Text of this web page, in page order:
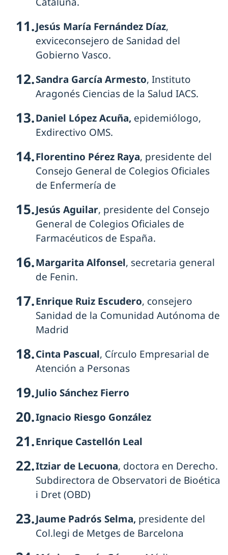
Jesús María Fernández Díaz,
exviceconsejero de Sanidad del
Gobierno Vasco.
Sandra García Armesto, Instituto
Aragonés Ciencias de la Salud IACS.
Daniel López Acuña, epidemiólogo,
Exdirectivo OMS.
Florentino Pérez Raya, presidente del
Consejo General de Colegios Oficiales
de Enfermería de
Jesús Aguilar, presidente del Consejo
General de Colegios Oficiales de
Farmacéuticos de España.
Margarita Alfonsel, secretaria general
de Fenin.
Enrique Ruiz Escudero, consejero
Sanidad de la Comunidad Autónoma de
Madrid
Cinta Pascual, Círculo Empresarial de
Atención a Personas
Julio Sánchez Fierro
Ignacio Riesgo González
Enrique Castellón Leal
Itziar de Lecuona, doctora en Derecho.
Subdirectora de Observatori de Bioética
i Dret (OBD)
Jaume Padrós Selma, presidente del
Col.legi de Metges de Barcelona